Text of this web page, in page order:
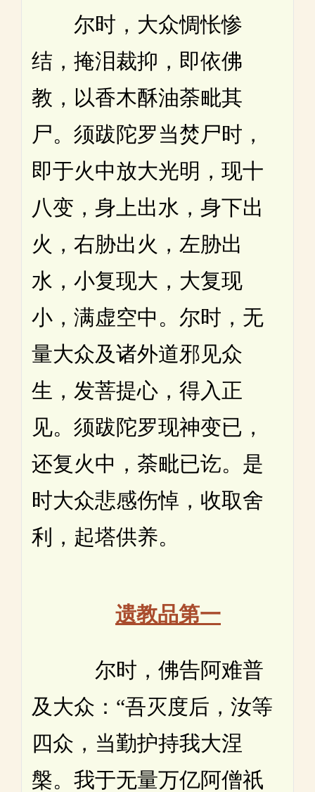
尔时，大众惆怅惨
结，掩泪裁抑，即依佛
教，以香木酥油荼毗其
尸。须跋陀罗当焚尸时，
即于火中放大光明，现十
八变，身上出水，身下出
火，右胁出火，左胁出
水，小复现大，大复现
小，满虚空中。尔时，无
量大众及诸外道邪见众
生，发菩提心，得入正
见。须跋陀罗现神变已，
还复火中，荼毗已讫。是
时大众悲感伤悼，收取舍
利，起塔供养。
遗教品第一
尔时，佛告阿难普
及大众：“吾灭度后，汝等
四众，当勤护持我大涅
槃。我于无量万亿阿僧祇